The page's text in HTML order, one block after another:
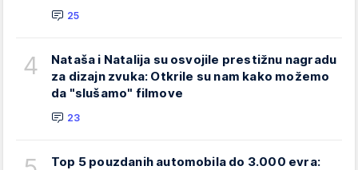
25
4
Nataša i Natalija su osvojile prestižnu nagradu
za dizajn zvuka: Otkrile su nam kako možemo
da "slušamo" filmove
23
Top 5 pouzdanih automobila do 3.000 evra: